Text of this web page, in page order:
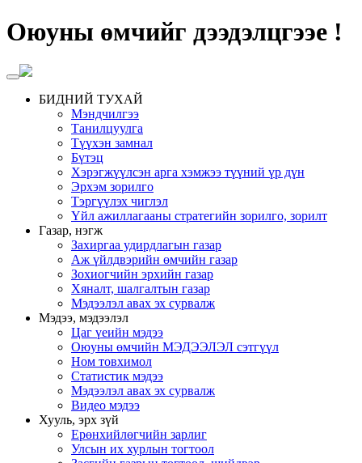
Оюуны өмчийг дээдэлцгээе !
БИДНИЙ ТУХАЙ
Мэндчилгээ
Танилцуулга
Түүхэн замнал
Бүтэц
Хэрэгжүүлсэн арга хэмжээ түүний үр дүн
Эрхэм зорилго
Тэргүүлэх чиглэл
Үйл ажиллагааны стратегийн зорилго, зорилт
Газар, нэгж
Захиргаа удирдлагын газар
Аж үйлдвэрийн өмчийн газар
Зохиогчийн эрхийн газар
Хяналт, шалгалтын газар
Мэдээлэл авах эх сурвалж
Мэдээ, мэдээлэл
Цаг үеийн мэдээ
Оюуны өмчийн МЭДЭЭЛЭЛ сэтгүүл
Ном товхимол
Статистик мэдээ
Мэдээлэл авах эх сурвалж
Видео мэдээ
Хууль, эрх зүй
Ерөнхийлөгчийн зарлиг
Улсын их хурлын тогтоол